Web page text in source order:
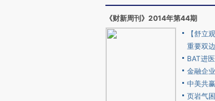
《财新周刊》2014年第44期
【舒立
重要双
BAT进
金融企
中美共
页岩气